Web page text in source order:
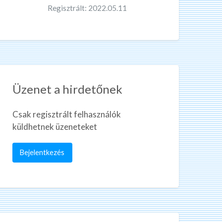
Regisztrált: 2022.05.11
Üzenet a hirdetőnek
Csak regisztrált felhasználók
küldhetnek üzeneteket
Bejelentkezés